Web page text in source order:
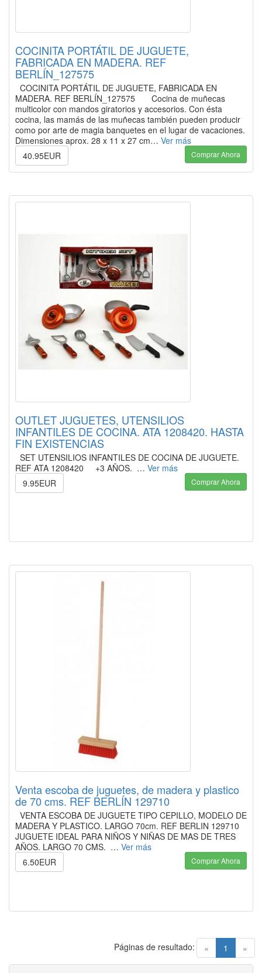
COCINITA PORTÁTIL DE JUGUETE,
FABRICADA EN MADERA. REF
BERLÍN_127575
COCINITA PORTÁTIL DE JUGUETE, FABRICADA EN
MADERA. REF BERLÍN_127575 Cocina de muñecas
multicolor con mandos giratorios y accesorios. Con ésta
cocina, las mamás de las muñecas también pueden producir
como por arte de magia banquetes en el lugar de vacaciones.
Dimensiones aprox. 28 x 11 x 27 cm… Ver más
40.95EUR
Comprar Ahora
OUTLET JUGUETES, UTENSILIOS
INFANTILES DE COCINA. ATA 1208420. HASTA
FIN EXISTENCIAS
SET UTENSILIOS INFANTILES DE COCINA DE JUGUETE.
REF ATA 1208420 +3 AÑOS. … Ver más
9.95EUR
Comprar Ahora
Venta escoba de juguetes, de madera y plastico
de 70 cms. REF BERLÍN 129710
VENTA ESCOBA DE JUGUETE TIPO CEPILLO, MODELO DE
MADERA Y PLASTICO. LARGO 70cm. REF BERLIN 129710
JUGUETE IDEAL PARA NIÑOS Y NIÑAS DE MAS DE TRES
AÑOS. LARGO 70 CMS. … Ver más
6.50EUR
Comprar Ahora
« 1 (current)
»
Páginas de resultado: